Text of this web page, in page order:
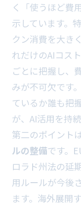
く「使うほど費
示しています。
クン消費を大き
れだけのAIコス
ごとに把握し、
みが不可欠です
ているか誰も把
が、AI活用を持
第二のポイント
ルの整備です。
ロラド州法の延
用ルールが今後
ます。海外展開